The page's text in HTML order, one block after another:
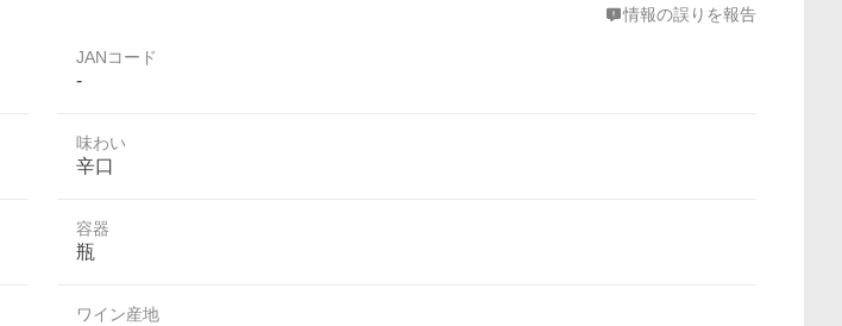
情報の誤りを報告
JANコード
-
味わい
辛口
容器
瓶
ワイン産地